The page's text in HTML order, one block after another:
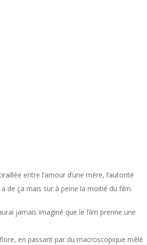
entre l’amour d’une mère, l’autorité
de ça mais sur à peine la moitié du film.
jamais imaginé que le film prenne une
en passant par du macroscopique mêlé